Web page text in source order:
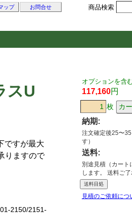
スU
ですが最大
りますので
2150/2151-
オプションを含
117,160円
枚
納期:
注文確定後25〜
す）
送料:
別途見積（カート
します。 送料ご
送料目処
見積のご依頼につ
ップ お問合せ 商品検索